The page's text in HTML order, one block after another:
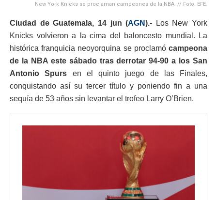
New York Knicks se proclaman campeones de la NBA. // Foto. EFE.
Ciudad de Guatemala, 14 jun (AGN).-
Los New York
Knicks volvieron a la cima del baloncesto mundial. La
histórica franquicia neoyorquina se proclamó campeona
de la NBA este sábado tras derrotar 94-90 a los San
Antonio Spurs en el quinto juego de las Finales,
conquistando así su tercer título y poniendo fin a una
sequía de 53 años sin levantar el trofeo Larry O’Brien.